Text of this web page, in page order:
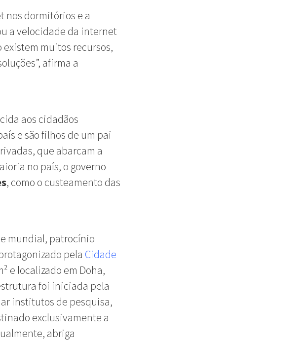
nos dormitórios e a
a velocidade da internet
existem muitos recursos,
afirma a
aos cidadãos
e são filhos de um pai
que abarcam a
no país, o governo
, como o custeamento das
mundial, patrocínio
pela Cidade
e localizado em Doha,
foi iniciada pela
institutos de pesquisa,
exclusivamente a
abriga